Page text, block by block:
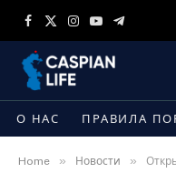
Facebook
X
Instagram
YouTubeTelegram
О НАС ПРАВИЛА
Home » Новости »